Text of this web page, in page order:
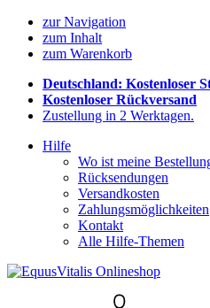
zur Navigation
zum Inhalt
zum Warenkorb
Deutschland: Kostenloser
Kostenloser Rückversand
Zustellung in 2 Werktagen.
Hilfe
Wo ist meine
Rücksendungen
Versandkosten
Zahlungsmöglichkeiten
Kontakt
Alle Hilfe-Themen